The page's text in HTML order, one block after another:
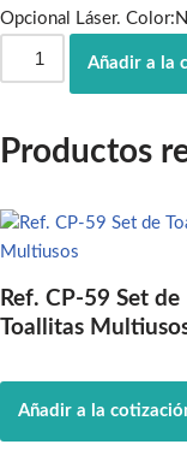
Opcional Láser.
Añadir a la
Productos
Ref. CP-59 Set de
Toallitas
Añadir a la